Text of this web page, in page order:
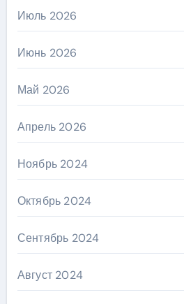
Июль 2026
Июнь 2026
Май 2026
Апрель 2026
Ноябрь 2024
Октябрь 2024
Сентябрь 2024
Август 2024